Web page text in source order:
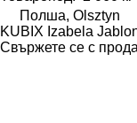
Полша, Olsztyn
KUBIX Izabela
Свържете се с